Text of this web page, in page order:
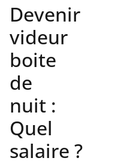
Devenir
videur
boite
de
nuit :
Quel
salaire ?